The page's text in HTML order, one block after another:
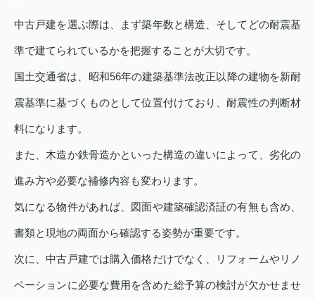
中古戸建を選ぶ際は、まず築年数と構造、そしてどの耐震基
準で建てられているかを把握することが大切です。
国土交通省は、昭和56年の建築基準法改正以降の建物を新耐
震基準に基づくものとして位置付けており、耐震性の判断材
料になります。
また、木造か鉄骨造かといった構造の違いによって、劣化の
進み方や必要な補修内容も変わります。
気になる物件があれば、図面や建築確認済証の有無も含め、
書類と現地の両面から確認する姿勢が重要です。
次に、中古戸建では購入価格だけでなく、リフォームやリノ
ベーションに必要な費用を含めた総予算の検討が欠かせませ